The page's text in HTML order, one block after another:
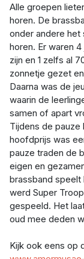
Alle groepen
horen. De
onder andere het
horen. Er waren
zijn en 1 zelfs al
zonnetje gezet
Daarna was de
waarin de
samen of apart
Tijdens de
hoofdprijs was
pauze traden de
eigen en
brassband
werd Super
gespeeld. Het
oud mee deden
Kijk ook eens op